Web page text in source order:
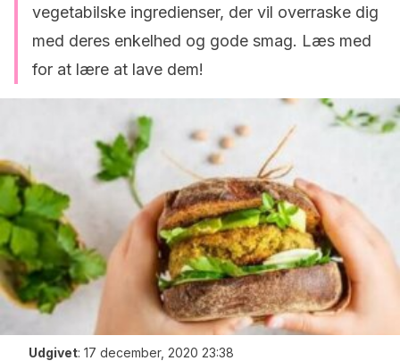
vegetabilske ingredienser, der vil overraske dig
med deres enkelhed og gode smag. Læs med
for at lære at lave dem!
Udgivet: 17 december, 2020 23:38